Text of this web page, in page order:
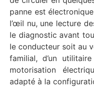
panne est
l’œil nu, une lecture
le diagnostic avant
le conducteur soit au
familial, d’un
motorisation
adapté à la